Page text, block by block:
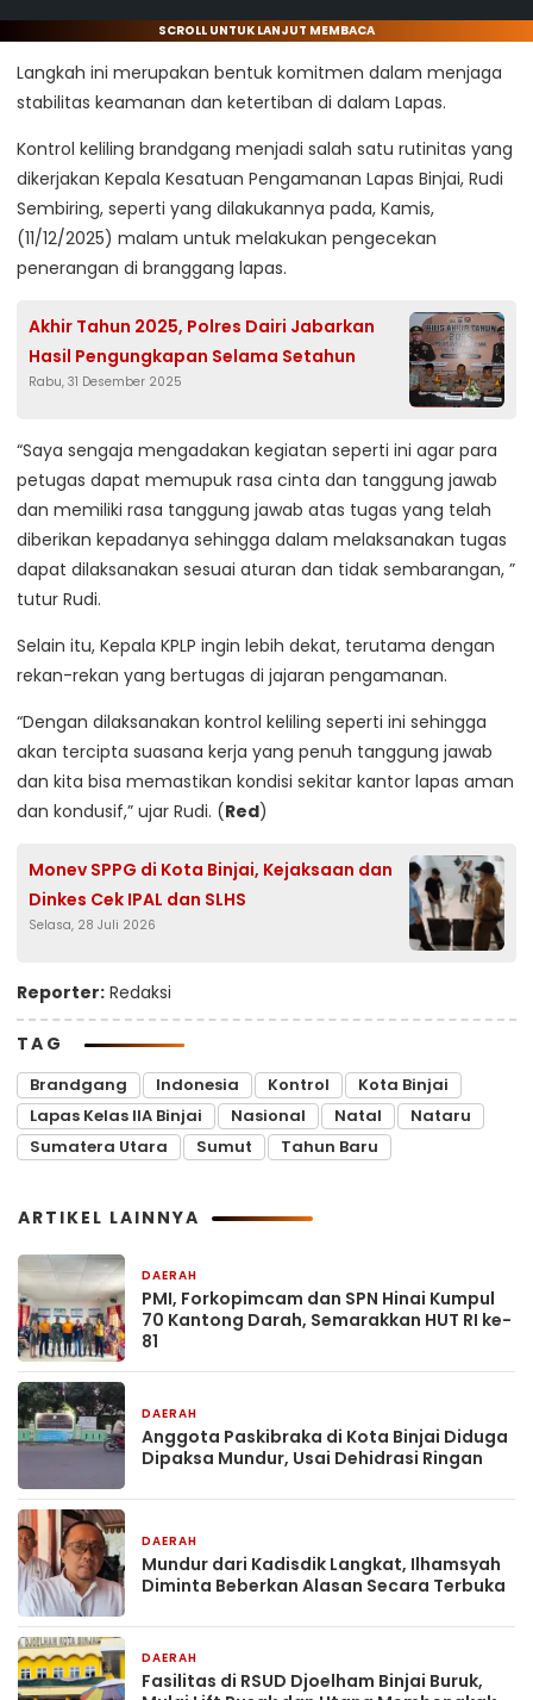
SCROLL UNTUK LANJUT MEMBACA
Langkah ini merupakan bentuk komitmen dalam menjaga
stabilitas keamanan dan ketertiban di dalam Lapas.
Kontrol keliling brandgang menjadi salah satu rutinitas yang
dikerjakan Kepala Kesatuan Pengamanan Lapas Binjai, Rudi
Sembiring, seperti yang dilakukannya pada, Kamis,
(11/12/2025) malam untuk melakukan pengecekan
penerangan di branggang lapas.
Akhir Tahun 2025, Polres Dairi Jabarkan
Hasil Pengungkapan Selama Setahun
Rabu, 31 Desember 2025
“Saya sengaja mengadakan kegiatan seperti ini agar para
petugas dapat memupuk rasa cinta dan tanggung jawab
dan memiliki rasa tanggung jawab atas tugas yang telah
diberikan kepadanya sehingga dalam melaksanakan tugas
dapat dilaksanakan sesuai aturan dan tidak sembarangan, ”
tutur Rudi.
Selain itu, Kepala KPLP ingin lebih dekat, terutama dengan
rekan-rekan yang bertugas di jajaran pengamanan.
“Dengan dilaksanakan kontrol keliling seperti ini sehingga
akan tercipta suasana kerja yang penuh tanggung jawab
dan kita bisa memastikan kondisi sekitar kantor lapas aman
dan kondusif,” ujar Rudi. (Red)
Monev SPPG di Kota Binjai, Kejaksaan dan
Dinkes Cek IPAL dan SLHS
Selasa, 28 Juli 2026
Reporter: Redaksi
TAG
Brandgang Indonesia Kontrol
Kota Binjai
Lapas Kelas IIA Binjai
Nasional Natal
Nataru
Sumatera Utara
Sumut Tahun Baru
ARTIKEL LAINNYA
DAERAH
PMI, Forkopimcam dan SPN Hinai Kumpul
70 Kantong Darah, Semarakkan HUT RI ke-
81
DAERAH
Anggota Paskibraka di Kota Binjai Diduga
Dipaksa Mundur, Usai Dehidrasi Ringan
DAERAH
Mundur dari Kadisdik Langkat, Ilhamsyah
Diminta Beberkan Alasan Secara Terbuka
DAERAH
Fasilitas di RSUD Djoelham Binjai Buruk,